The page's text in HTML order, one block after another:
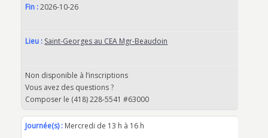
Fin :2026-10-26
Lieu : Saint-Georges au CEA Mgr-Beaudoin
Non disponible à l’inscriptions
Vous avez des questions ?
Composer le (418) 228-5541 #63000
Journée(s) : Mercredi de 13 h à 16 h